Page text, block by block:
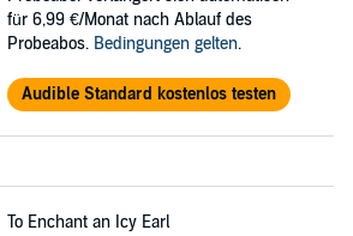
für 6,99 €/Monat nach Ablauf des
Probeabos. Bedingungen gelten.
Audible Standard kostenlos testen
To Enchant an Icy Earl